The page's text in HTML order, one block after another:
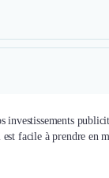
facile à prendre en